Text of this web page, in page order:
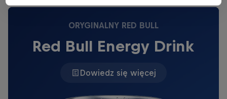
ORYGINALNY RED BULL
Red Bull Energy Drink
Dowiedz się więcej